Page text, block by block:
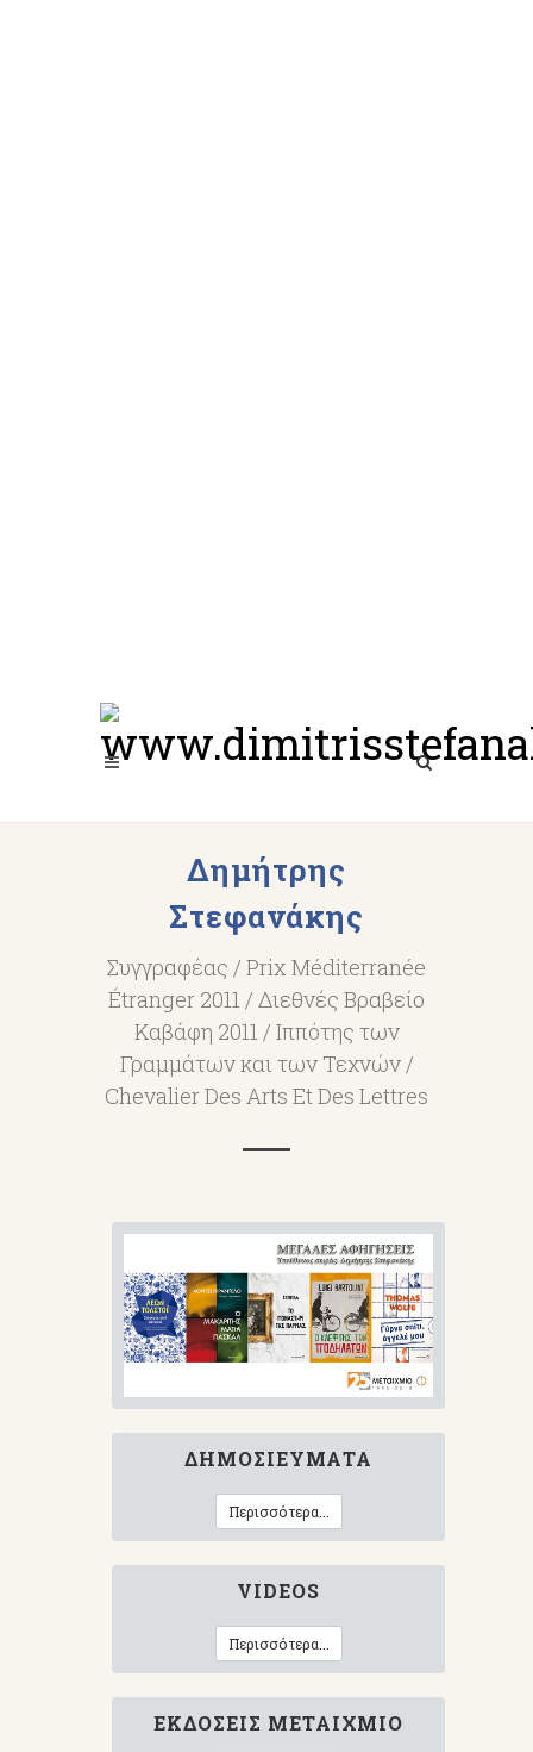
Δημήτρης
Στεφανάκης
Συγγραφέας / Prix Méditerranée
Étranger 2011 / Διεθνές Βραβείο
Καβάφη 2011 / Ιππότης των
Γραμμάτων και των Τεχνών /
Chevalier Des Arts Et Des Lettres
ΔΗΜΟΣΙΕΎΜΑΤΑ
Περισσότερα...
VIDEOS
Περισσότερα...
ΕΚΔΌΣΕΙΣ ΜΕΤΑΊΧΜΙΟ